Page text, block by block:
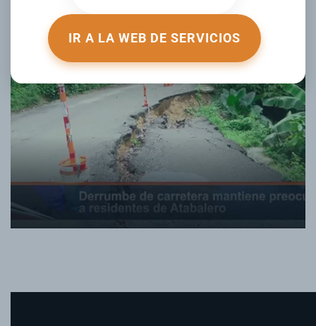
IR A LA WEB DE SERVICIOS